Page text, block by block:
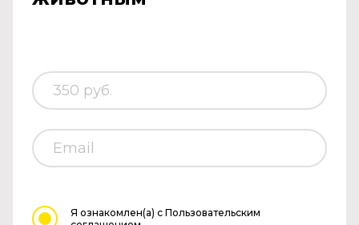
Я ознакомлен(а) с Пользовательским